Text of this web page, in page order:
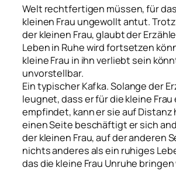
Welt rechtfertigen müssen, für
kleinen Frau ungewollt antut.
der kleinen Frau, glaubt der
Leben in Ruhe wird fortsetzen
kleine Frau in ihn verliebt sein
unvorstellbar.
Ein typischer Kafka.Solange der
leugnet, dass er für die kleine Frau
empfindet, kann er sie auf Distanz
einen Seite beschäftigt er sich
der kleinen Frau, auf der anderen
nichts anderes als ein ruhiges
das die kleine Frau Unruhe